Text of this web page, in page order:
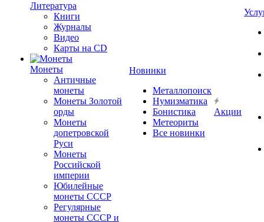
Литература
Книги
Журналы
Видео
Карты на CD
Монеты
Античные
монеты
Монеты Золотой
орды
Монеты
допетровской
Руси
Монеты
Российской
империи
Юбилейные
монеты СССР
Регулярные
монеты СССР и
Новинки
Металлопоиск
Нумизматика
Бонистика
Метеориты
Все новинки
Акции